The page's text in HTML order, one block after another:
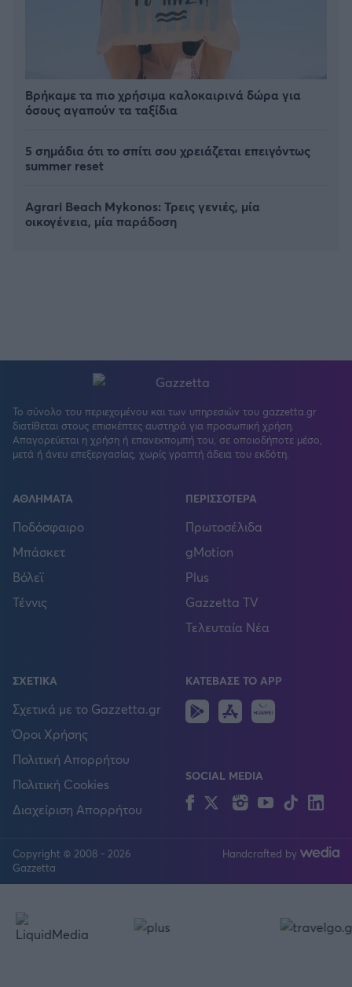
FOLLOW US
Βρήκαμε τα πιο χρήσιμα καλοκαιρινά δώρα για
όσους αγαπούν τα ταξίδια
5 σημάδια ότι το σπίτι σου χρειάζεται επειγόντως
summer reset
Agrari Beach Mykonos: Τρεις γενιές, μία
οικογένεια, μία παράδοση
Το σύνολο του περιεχομένου και των υπηρεσιών του gazzetta.gr
διατίθεται στους επισκέπτες αυστηρά για προσωπική χρήση.
Απαγορεύεται η χρήση ή επανεκπομπή του, σε οποιοδήποτε μέσο,
μετά ή άνευ επεξεργασίας, χωρίς γραπτή άδεια του εκδότη.
ΑΘΛΗΜΑΤΑ
Ποδόσφαιρο
Μπάσκετ
Βόλεϊ
Τέννις
ΠΕΡΙΣΣΟΤΕΡΑ
Πρωτοσέλιδα
gMotion
Plus
Gazzetta TV
Τελευταία Νέα
ΣΧΕΤΙΚΑ
Σχετικά με το Gazzetta.gr
Όροι Χρήσης
Πολιτική Απορρήτου
Πολιτική Cookies
Διαχείριση Απορρήτου
ΚΑΤΕΒΑΣΕ ΤΟ APP
Android
IOS
SOCIAL MEDIA
FacebookTwitterInstagram
YouTubeTikTok
Copyright © 2008 - 2026
Gazzetta
Handcrafted by